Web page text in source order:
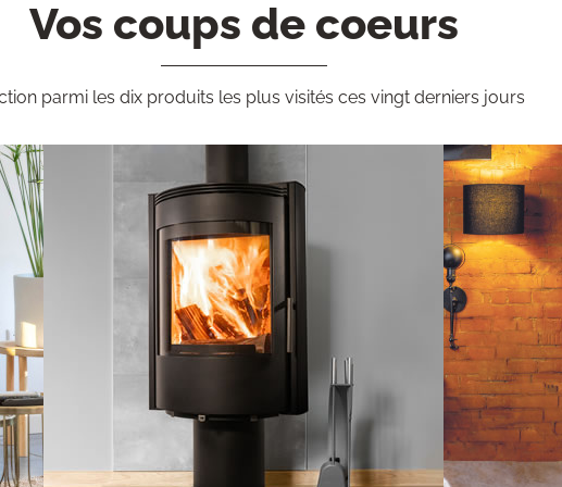
Vos coups de coeurs
parmi les dix produits les plus visités ces vingt derniers jours